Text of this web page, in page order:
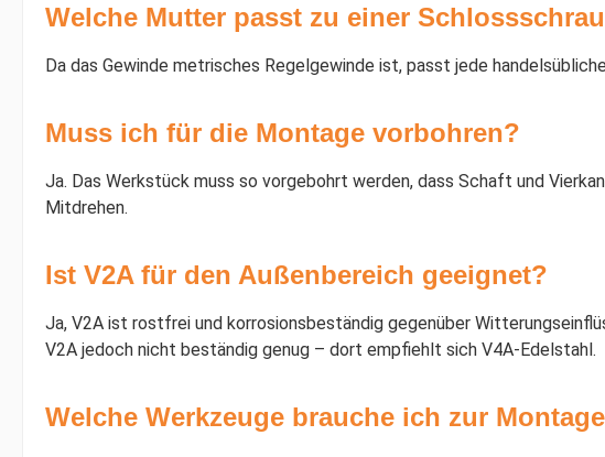
Welche Mutter passt zu einer
Da das Gewinde metrisches Regelgewinde ist, passt jede
Muss ich für die Montage vorbohren?
Ja. Das Werkstück muss so vorgebohrt werden, dass Schaft und
Mitdrehen.
Ist V2A für den Außenbereich geeignet?
Ja, V2A ist rostfrei und korrosionsbeständig gegenüber
V2A jedoch nicht beständig genug – dort empfiehlt sich V4A-Edelstahl.
Welche Werkzeuge brauche ich zur